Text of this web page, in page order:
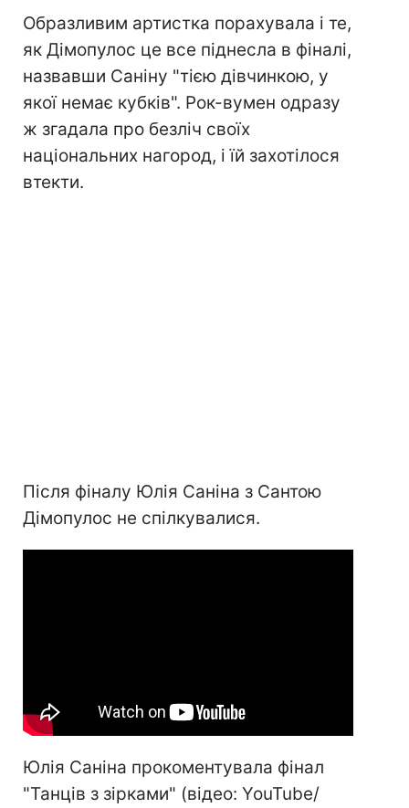
Образливим артистка порахувала і те,
як Дімопулос це все піднесла в фіналі,
назвавши Саніну "тією дівчинкою, у
якої немає кубків". Рок-вумен одразу
ж згадала про безліч своїх
національних нагород, і їй захотілося
втекти.
Після фіналу Юлія Саніна з Сантою
Дімопулос не спілкувалися.
Юлія Саніна прокоментувала фінал
"Танців з зірками" (відео: YouTube/